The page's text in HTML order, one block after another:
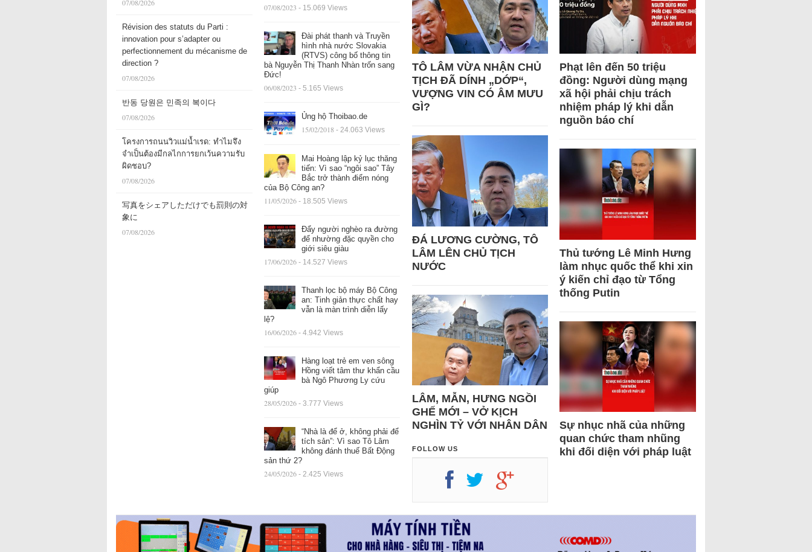
07/08/2026
Révision des statuts du Parti :
innovation pour s’adapter ou
perfectionnement du mécanisme de
direction ?
07/08/2026
반동 당원은 민족의 복이다
07/08/2026
โครงการถนนวิวแม่น้ำเรด: ทำไมจึง
จำเป็นต้องมีกลไกการยกเว้นความรับ
ผิดชอบ?
07/08/2026
写真をシェアしただけでも罰則の対
象に
07/08/2026
07/08/2023 - 15.069 Views
Đài phát thanh và Truyền
hình nhà nước Slovakia
(RTVS) công bố thông tin
bà Nguyễn Thị Thanh Nhàn trốn sang
Đức!
06/08/2023 - 5.165 Views
Ủng hộ Thoibao.de
15/02/2018 - 24.063 Views
Mai Hoàng lập kỷ lục thăng
tiến: Vì sao “ngôi sao” Tây
Bắc trở thành điểm nóng
của Bộ Công an?
11/05/2026 - 18.505 Views
Đẩy người nghèo ra đường
để nhường đặc quyền cho
giới siêu giàu
17/06/2026 - 14.527 Views
Thanh lọc bộ máy Bộ Công
an: Tinh giản thực chất hay
vẫn là màn trình diễn lấy
lệ?
16/06/2026 - 4.942 Views
Hàng loạt trẻ em ven sông
Hồng viết tâm thư khẩn cầu
bà Ngô Phương Ly cứu
giúp
28/05/2026 - 3.777 Views
“Nhà là để ở, không phải để
tích sản”: Vì sao Tô Lâm
không đánh thuế Bất Động
sản thứ 2?
24/05/2026 - 2.425 Views
TÔ LÂM VỪA NHẬN CHỦ
TỊCH ĐÃ DÍNH „DỚP“,
VƯỢNG VIN CÓ ÂM MƯU
GÌ?
ĐÁ LƯƠNG CƯỜNG, TÔ
LÂM LÊN CHỦ TỊCH
NƯỚC
LÂM, MẪN, HƯNG NGỒI
GHẾ MỚI – VỞ KỊCH
NGHÌN TỶ VỚI NHÂN DÂN
FOLLOW US
Phạt lên đến 50 triệu
đồng: Người dùng mạng
xã hội phải chịu trách
nhiệm pháp lý khi dẫn
nguồn báo chí
Thủ tướng Lê Minh Hưng
làm nhục quốc thể khi xin
ý kiến chỉ đạo từ Tổng
thống Putin
Sự nhục nhã của những
quan chức tham nhũng
khi đối diện với pháp luật